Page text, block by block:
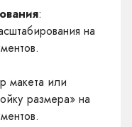
:
на
макета или
размера» на